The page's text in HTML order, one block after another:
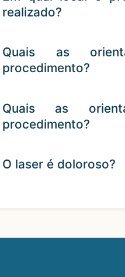
realizado?
Quais as
procedimento?
Quais as
procedimento?
O laser é doloroso?